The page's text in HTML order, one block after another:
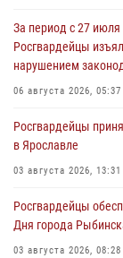
За период с 27 июля
Росгвардейцы
нарушением
06 августа 2026, 05:37
Росгвардейцы
в Ярославле
03 августа 2026, 13:31
Росгвардейцы
Дня города
03 августа 2026, 08:28